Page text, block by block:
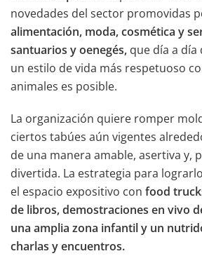
novedades del sector promovidas
alimentación, moda, cosmética y
santuarios y oenegés, que día a
un estilo de vida más respetuoso
animales es posible.
La organización quiere romper
ciertos tabúes aún vigentes
de una manera amable, asertiva y,
divertida. La estrategia para
el espacio expositivo con food
de libros, demostraciones en vivo
una amplia zona infantil y un
charlas y encuentros.